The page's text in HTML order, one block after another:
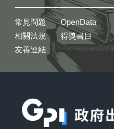
常見問題
相關法規
友善連結
OpenData
得獎書目